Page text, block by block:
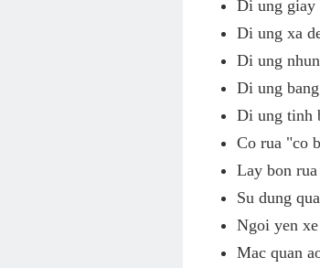
Di ung giay
Di ung xa
Di ung
Di ung
Di ung tinh
Co rua "co
Lay bon
Su dung
Ngoi yen
Mac quan